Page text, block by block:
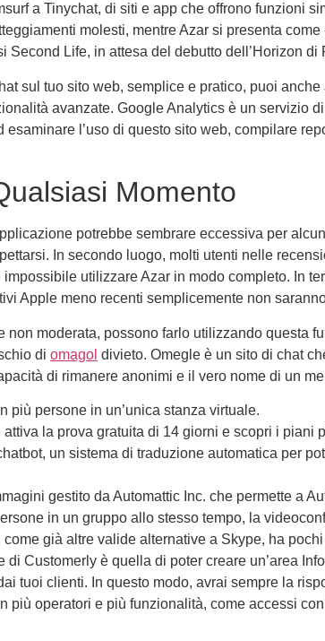
a Tinychat, di siti e app che offrono funzioni
molesti, mentre Azar si presenta
Life, in attesa del debutto dell’Horizon di
sul tuo sito web, semplice e pratico, puoi
avanzate. Google Analytics è un servizio
l’uso di questo sito web, compilare
Momento
potrebbe sembrare eccessiva per
In secondo luogo, molti utenti nelle
utilizzare Azar in modo completo. In
Apple meno recenti semplicemente non
moderata, possono farlo utilizzando questa
di omagol divieto. Omegle è un sito di chat
di rimanere anonimi e il vero nome di un
più persone in un’unica stanza virtuale.
la prova gratuita di 14 giorni e scopri i piani
un sistema di traduzione automatica per
gestito da Automattic Inc. che permette a
in un gruppo allo stesso tempo, la
già altre valide alternative a Skype, ha
Customerly è quella di poter creare un’area
tuoi clienti. In questo modo, avrai sempre la
più operatori e più funzionalità, come accessi